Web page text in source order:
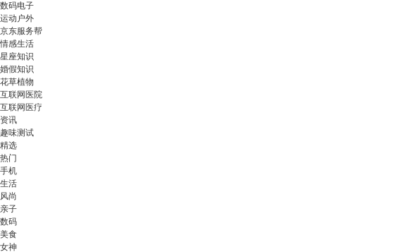
数码电子
运动户外
京东服务帮
情感生活
星座知识
婚假知识
花草植物
互联网医院
互联网医疗
资讯
趣味测试
精选
热门
手机
生活
风尚
亲子
数码
美食
女神